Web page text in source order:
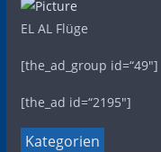
EL AL Flüge
[the_ad_group id=“49″]
[the_ad id=“2195″]
Kategorien